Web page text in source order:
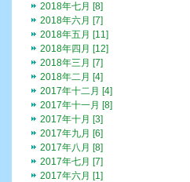
2018年七月 [8]
2018年六月 [7]
2018年五月 [11]
2018年四月 [12]
2018年三月 [7]
2018年二月 [4]
2017年十二月 [4]
2017年十一月 [8]
2017年十月 [3]
2017年九月 [6]
2017年八月 [8]
2017年七月 [7]
2017年六月 [1]